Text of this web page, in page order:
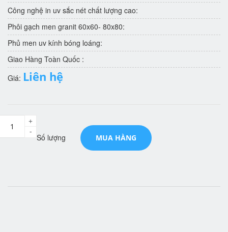
Công nghệ in uv sắc nét chất lượng cao:
Phôi gạch men granit 60x60- 80x80:
Phủ men uv kính bóng loáng:
Giao Hàng Toàn Quốc :
Giá: Liên hệ
Số lượng
-
+
MUA HÀNG